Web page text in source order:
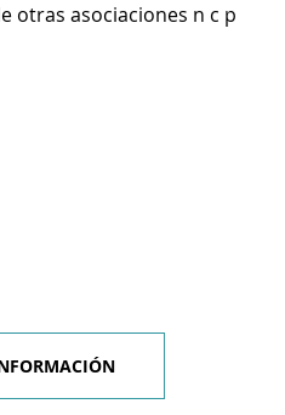
otras asociaciones n c p